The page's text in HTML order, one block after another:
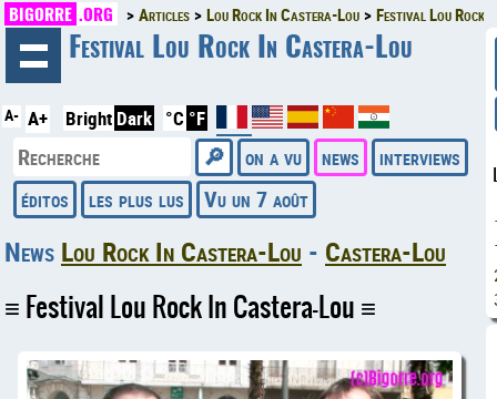
BIGORRE .ORG Articles Lou Rock In Castera-Lou Festival Lou Rock
Festival Lou Rock In Castera-Lou
A- A+ Bright Dark °C °F
on a vu news
interviews
éditos
les plus lus Vu un 7 août
News Lou Rock In Castera-Lou - Castera-Lou
Festival Lou Rock In Castera-Lou
◄